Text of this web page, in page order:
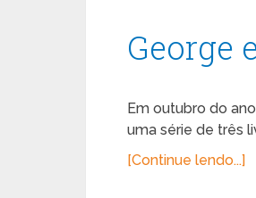
George
Em outubro do
uma série de três
[Continue lendo...]